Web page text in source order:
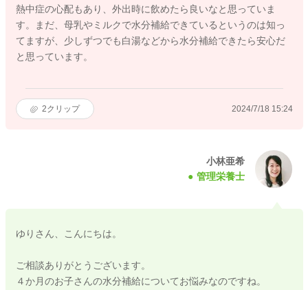
熱中症の心配もあり、外出時に飲めたら良いなと思っていま
す。まだ、母乳やミルクで水分補給できているというのは知っ
てますが、少しずつでも白湯などから水分補給できたら安心だ
と思っています。
2クリップ 2024/7/18 15:24
小林亜希
管理栄養士
ゆりさん、こんにちは。
ご相談ありがとうございます。
４か月のお子さんの水分補給についてお悩みなのですね。